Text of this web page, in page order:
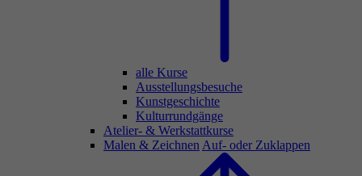
alle Kurse
Ausstellungsbesuche
Kunstgeschichte
Kulturrundgänge
Atelier- & Werkstattkurse
Malen & Zeichnen Auf- oder Zuklappen